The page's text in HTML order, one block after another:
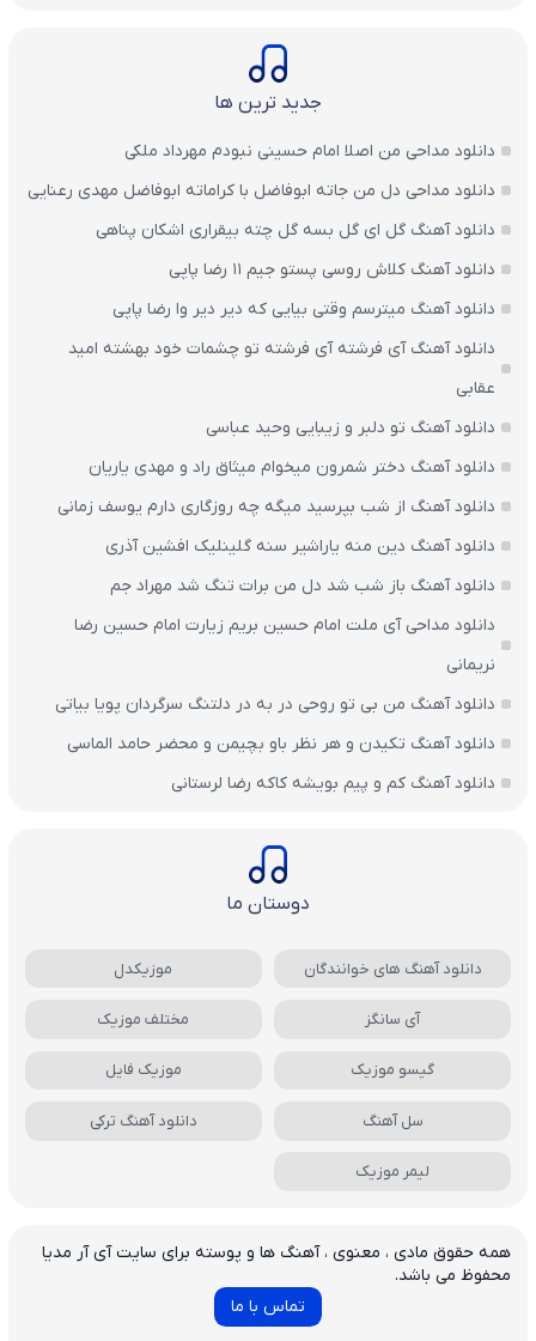
جدید ترین ها
دانلود مداحی من اصلا امام حسینی نبودم مهرداد ملکی
دانلود مداحی دل من جاته ابوفاضل با کراماته ابوفاضل مهدی رعنایی
دانلود آهنگ گل ای گل بسه گل چته بیقراری اشکان پناهی
دانلود آهنگ کلاش روسی پستو جیم ۱۱ رضا پاپی
دانلود آهنگ میترسم وقتی بیایی که دیر دیر وا رضا پاپی
دانلود آهنگ آی فرشته آی فرشته تو چشمات خود بهشته امید
عقابی
دانلود آهنگ تو دلبر و زیبایی وحید عباسی
دانلود آهنگ دختر شمرون میخوام میثاق راد و مهدی یاریان
دانلود آهنگ از شب بپرسید میگه چه روزگاری دارم یوسف زمانی
دانلود آهنگ دین منه یاراشیر سنه گلینلیک افشین آذری
دانلود آهنگ باز شب شد دل من برات تنگ شد مهراد جم
دانلود مداحی آی ملت امام حسین بریم زیارت امام حسین رضا
نریمانی
دانلود آهنگ من بی تو روحی در به در دلتنگ سرگردان پویا بیاتی
دانلود آهنگ تکیدن و هر نظر باو بچیمن و محضر حامد الماسی
دانلود آهنگ کم و پیم بویشه کاکه رضا لرستانی
دوستان ما
دانلود آهنگ های خوانندگان موزیکدل
آی سانگز مختلف موزیک
گیسو موزیک موزیک فایل
سل آهنگ دانلود آهنگ ترکی
لیمر موزیک
همه حقوق مادی ، معنوی ، آهنگ ها و پوسته برای سایت آی آر مدیا
محفوظ می باشد.
تماس با ما